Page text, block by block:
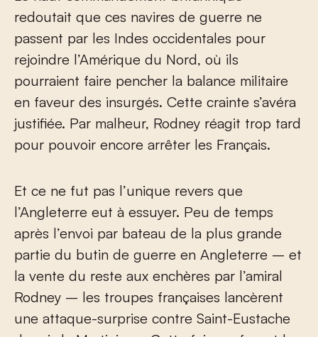
redoutait que ces navires de guerre ne
passent par les Indes occidentales pour
rejoindre l’Amérique du Nord, où ils
pourraient faire pencher la balance militaire
en faveur des insurgés. Cette crainte s’avéra
justifiée. Par malheur, Rodney réagit trop tard
pour pouvoir encore arrêter les Français.
Et ce ne fut pas l’unique revers que
l’Angleterre eut à essuyer. Peu de temps
après l’envoi par bateau de la plus grande
partie du butin de guerre en Angleterre – et
la vente du reste aux enchères par l’amiral
Rodney – les troupes françaises lancèrent
une attaque-surprise contre Saint-Eustache